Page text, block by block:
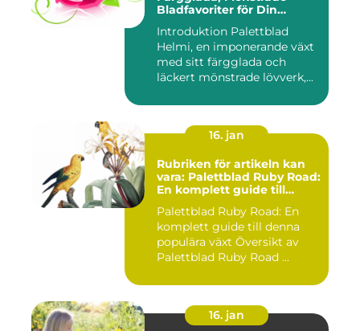
Bladfavoriter för Din
Introduktion Palettblad
Helmi, en imponerande växt
med sitt färgglada och
läckert mönstrade lövverk,...
16. jan
Rubriken för artikeln kan
vara: Palettblad Ruby Road:
En komplett guide till
Palettblad Ruby Road: En
komplett guide till denna
populära växt Översikt av
Palettblad Ruby Road ...
16. jan